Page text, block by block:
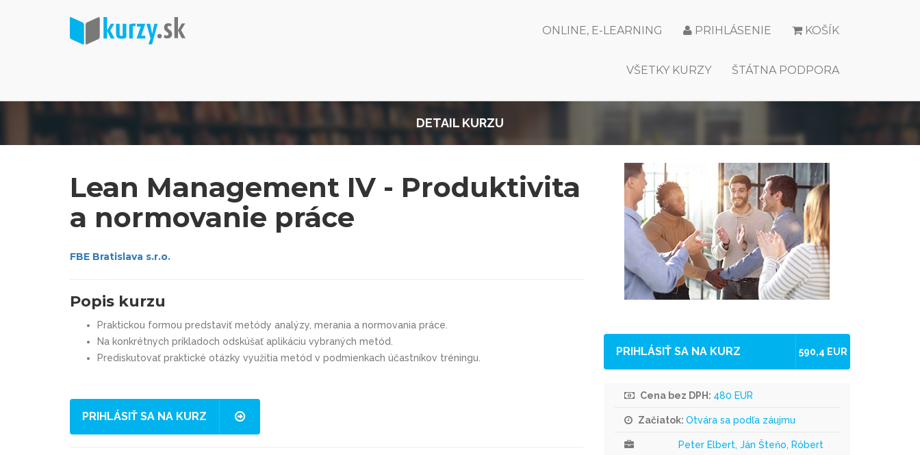
KOŠÍK
PRIHLÁSENIE
ONLINE, E-LEARNING
ŠTÁTNA PODPORA
VŠETKY KURZY
DETAIL KURZU
Lean Management IV - Produktivita
a normovanie práce
FBE Bratislava s.r.o.
Popis kurzu
Praktickou formou predstaviť metódy analýzy, merania a normovania práce.
Na konkrétnych príkladoch odskúšať aplikáciu vybraných metód.
Prediskutovať praktické otázky využitia metód v podmienkach účastníkov tréningu.
PRIHLÁSIŤ SA NA KURZ
PRIHLÁSIŤ SA NA KURZ 590,4 EUR
Cena bez DPH: 480 EUR
Začiatok: Otvára sa podľa záujmu
Peter Elbert, Ján Šteňo, Róbert